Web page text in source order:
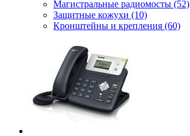
Магистральные радиомосты (52)
Защитные кожухи (10)
Кронштейны и крепления (60)